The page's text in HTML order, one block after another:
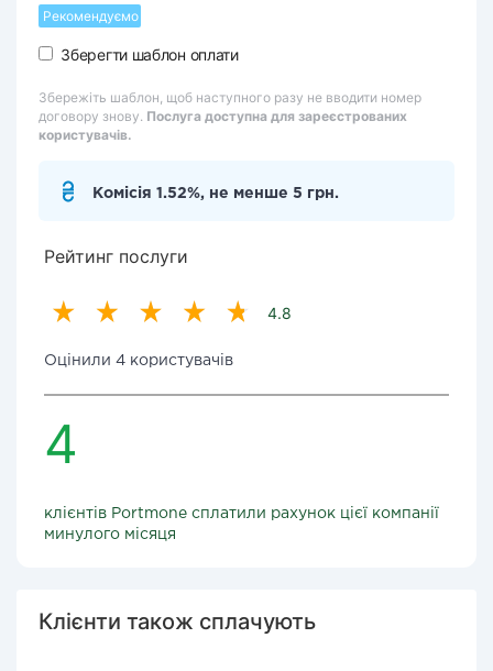
Рекомендуємо
Зберегти шаблон оплати
Збережіть шаблон, щоб наступного разу не вводити номер
договору знову. Послуга доступна для зареєстрованих
користувачів.
Комісія 1.52%, не менше 5 грн.
Рейтинг послуги
4.8
Оцінили 4 користувачів
4
клієнтів Portmone сплатили рахунок цієї компанії
минулого місяця
Клієнти також сплачують